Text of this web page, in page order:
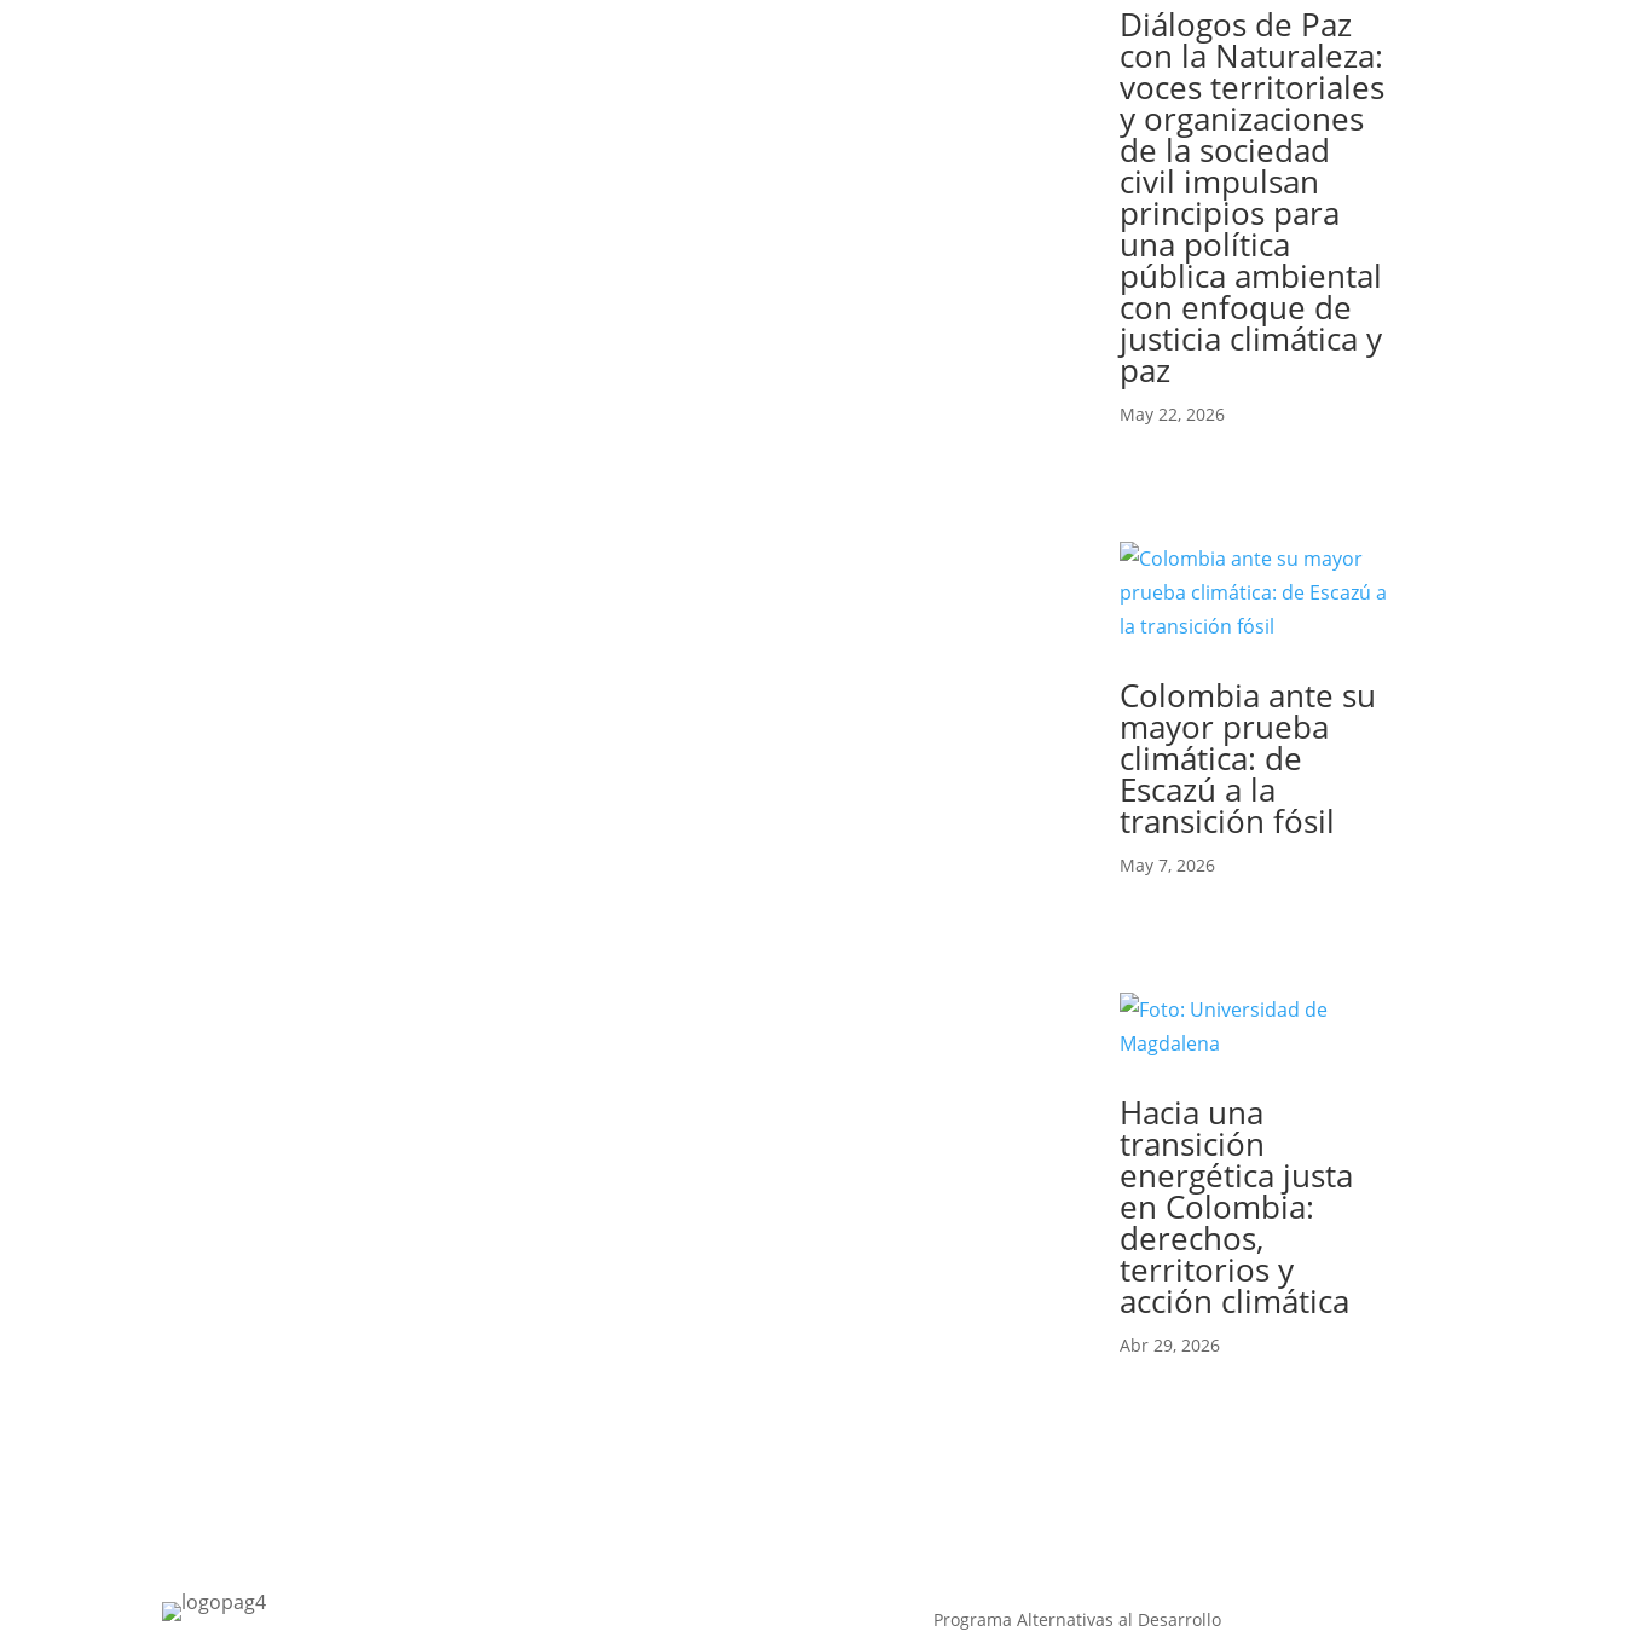
Diálogos de Paz
con la Naturaleza:
voces territoriales
y organizaciones
de la sociedad
civil impulsan
principios para
una política
pública ambiental
con enfoque de
justicia climática y
paz
May 22, 2026
Colombia ante su
mayor prueba
climática: de
Escazú a la
transición fósil
May 7, 2026
Hacia una
transición
energética justa
en Colombia:
derechos,
territorios y
acción climática
Abr 29, 2026
Programa Alternativas al Desarrollo